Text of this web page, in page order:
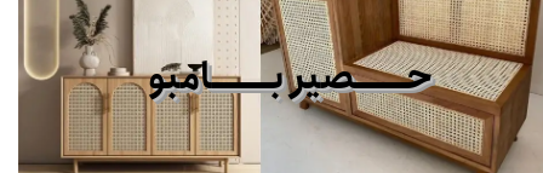
حــــــصیر بـــــــامبو